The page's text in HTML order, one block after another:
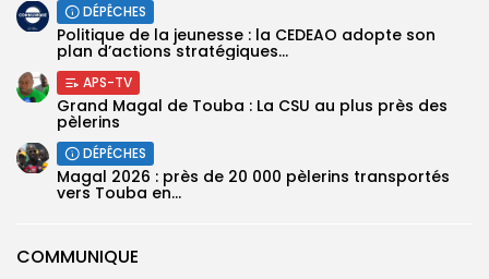
COMMUNIQUE
DÉPÊCHES
Politique de la jeunesse : la CEDEAO adopte son
plan d’actions stratégiques...
APS-TV
Grand Magal de Touba : La CSU au plus près des
pèlerins
DÉPÊCHES
Magal 2026 : près de 20 000 pèlerins transportés
vers Touba en...